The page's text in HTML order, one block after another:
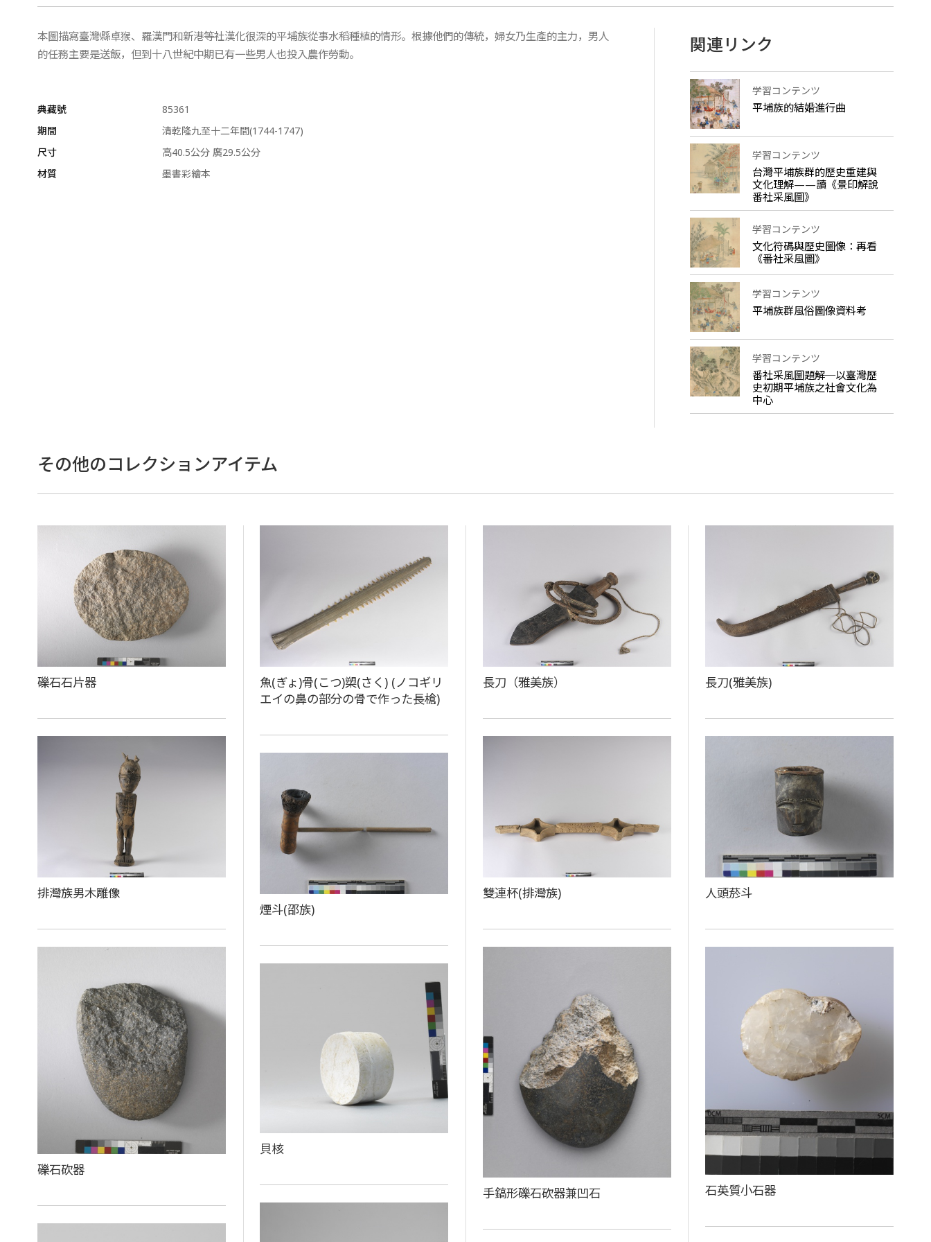
本圖描寫臺灣縣卓猴、羅漢門和新港等社漢化很深的平埔族從事水稻種植的情形。根據他們的傳統，婦女乃生產的主力，男人
的任務主要是送飯，但到十八世紀中期已有一些男人也投入農作勞動。
典藏號
85361
期間
清乾隆九至十二年間(1744-1747)
尺寸
高40.5公分 廣29.5公分
材質
墨書彩繪本
関連リンク
学習コンテンツ
平埔族的結婚進行曲
学習コンテンツ
台灣平埔族群的歷史重建與
文化理解——讀《景印解說
番社采風圖》
学習コンテンツ
文化符碼與歷史圖像：再看
《番社采風圖》
学習コンテンツ
平埔族群風俗圖像資料考
学習コンテンツ
番社采風圖題解─以臺灣歷
史初期平埔族之社會文化為
中心
その他のコレクションアイテム
礫石石片器
魚(ぎょ)骨(こつ)槊(さく) (ノコギリ
エイの鼻の部分の骨で作った長槍)
長刀（雅美族） 長刀(雅美族)
排灣族男木雕像 雙連杯(排灣族)
人頭菸斗
煙斗(邵族)
礫石砍器
手鎬形礫石砍器兼凹石
石英質小石器
貝核